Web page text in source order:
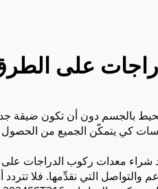
على
بالجسم دون أن تكون ضيقة
كي يتمكّن الجميع من
معدات ركوب الدراجات على
التي نقدِّمها. فلا